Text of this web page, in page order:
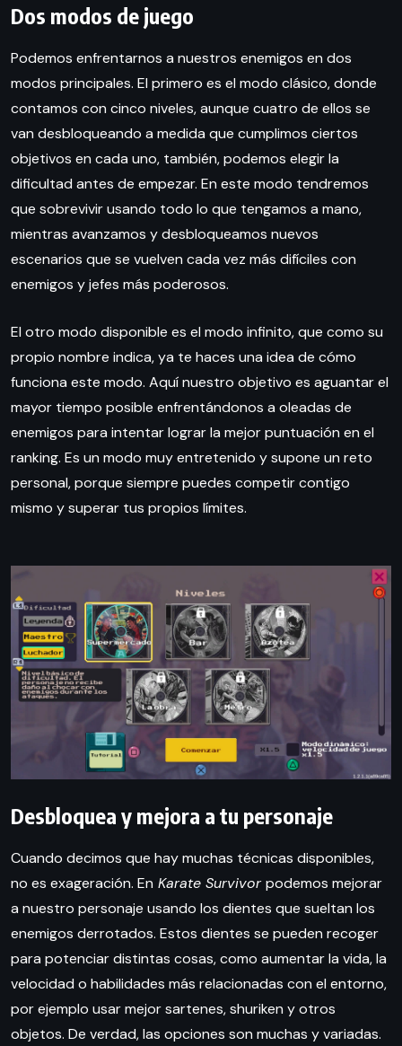
Dos modos de juego
Podemos enfrentarnos a nuestros enemigos en dos
modos principales. El primero es el modo clásico, donde
contamos con cinco niveles, aunque cuatro de ellos se
van desbloqueando a medida que cumplimos ciertos
objetivos en cada uno, también, podemos elegir la
dificultad antes de empezar. En este modo tendremos
que sobrevivir usando todo lo que tengamos a mano,
mientras avanzamos y desbloqueamos nuevos
escenarios que se vuelven cada vez más difíciles con
enemigos y jefes más poderosos.
El otro modo disponible es el modo infinito, que como su
propio nombre indica, ya te haces una idea de cómo
funciona este modo. Aquí nuestro objetivo es aguantar el
mayor tiempo posible enfrentándonos a oleadas de
enemigos para intentar lograr la mejor puntuación en el
ranking. Es un modo muy entretenido y supone un reto
personal, porque siempre puedes competir contigo
mismo y superar tus propios límites.
Desbloquea y mejora a tu personaje
Cuando decimos que hay muchas técnicas disponibles,
no es exageración. En Karate Survivorpodemos mejorar
a nuestro personaje usando los dientes que sueltan los
enemigos derrotados. Estos dientes se pueden recoger
para potenciar distintas cosas, como aumentar la vida, la
velocidad o habilidades más relacionadas con el entorno,
por ejemplo usar mejor sartenes, shuriken y otros
objetos. De verdad, las opciones son muchas y variadas.